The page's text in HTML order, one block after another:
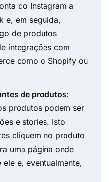
do Instagram a
e, em seguida,
de produtos
integrações com
como o Shopify ou
de produtos:
produtos podem ser
e stories. Isto
cliquem no produto
uma página onde
e, eventualmente,